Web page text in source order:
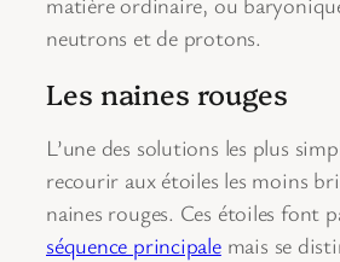
neutrons et de protons.
Les naines rouges
L’une des solutions les plus
recourir aux étoiles les moins
naines rouges. Ces étoiles font
séquence principalemais se